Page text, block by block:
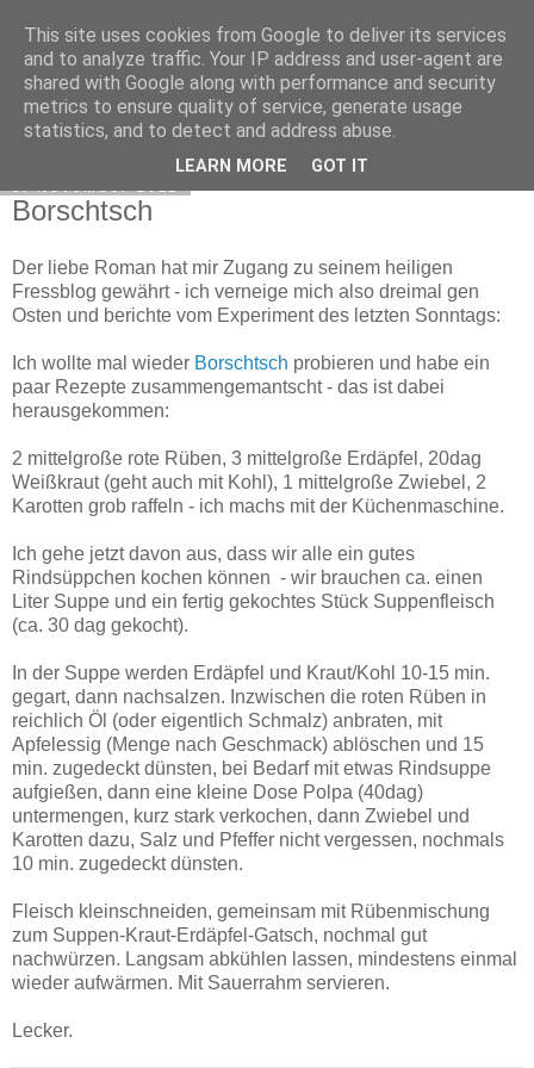
Exec Mampf
Borschtsch
Der liebe Roman hat mir Zugang zu seinem heiligen
Fressblog gewährt - ich verneige mich also dreimal gen
Osten und berichte vom Experiment des letzten Sonntags:
Ich wollte mal wieder Borschtsch probieren und habe ein
paar Rezepte zusammengemantscht - das ist dabei
herausgekommen:
2 mittelgroße rote Rüben, 3 mittelgroße Erdäpfel, 20dag
Weißkraut (geht auch mit Kohl), 1 mittelgroße Zwiebel, 2
Karotten grob raffeln - ich machs mit der Küchenmaschine.
Ich gehe jetzt davon aus, dass wir alle ein gutes
Rindsüppchen kochen können - wir brauchen ca. einen
Liter Suppe und ein fertig gekochtes Stück Suppenfleisch
(ca. 30 dag gekocht).
In der Suppe werden Erdäpfel und Kraut/Kohl 10-15 min.
gegart, dann nachsalzen. Inzwischen die roten Rüben in
reichlich Öl (oder eigentlich Schmalz) anbraten, mit
Apfelessig (Menge nach Geschmack) ablöschen und 15
min. zugedeckt dünsten, bei Bedarf mit etwas Rindsuppe
aufgießen, dann eine kleine Dose Polpa (40dag)
untermengen, kurz stark verkochen, dann Zwiebel und
Karotten dazu, Salz und Pfeffer nicht vergessen, nochmals
10 min. zugedeckt dünsten.
Fleisch kleinschneiden, gemeinsam mit Rübenmischung
zum Suppen-Kraut-Erdäpfel-Gatsch, nochmal gut
nachwürzen. Langsam abkühlen lassen, mindestens einmal
wieder aufwärmen. Mit Sauerrahm servieren.
Lecker.
This site uses cookies from Google to deliver its services
and to analyze traffic. Your IP address and user-agent are
shared with Google along with performance and security
metrics to ensure quality of service, generate usage
statistics, and to detect and address abuse.
LEARN MORE GOT IT